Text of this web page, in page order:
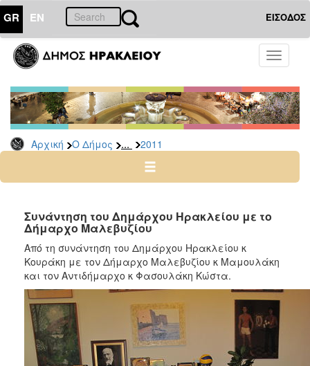
GR EN ΕΙΣΟΔΟΣ
Toggle
Αρχική Ο Δήμος ... 2011
ΔΗΜΟΣ
Δελτία
Τύπου
Αρχείο
2026
2024
2022
2021
2020
2019
2018
2017
2016
Συνάντηση του Δημάρχου Ηρακλείου με το
Δήμαρχο Μαλεβυζίου
Από τη συνάντηση του Δημάρχου Ηρακλείου κ
Κουράκη με τον Δήμαρχο Μαλεβυζίου κ Μαμουλάκη
και τον Αντιδήμαρχο κ Φασουλάκη Κώστα.